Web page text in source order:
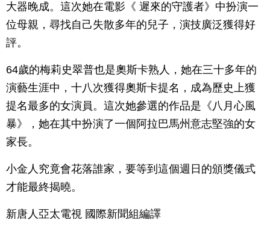
大器晚成。這次她在電影《 遲來的守護者》中扮演一
位母親，尋找自己失散多年的兒子，演技廣泛獲得好
評。
64歲的梅莉史翠普也是奧斯卡熟人，她在三十多年的
演藝生涯中，十八次獲得奧斯卡提名，成為歷史上獲
提名最多的女演員。這次她參選的作品是《八月心風
暴》，她在其中扮演了一個阿拉巴馬州意志堅強的女
家長。
小金人究竟會花落誰家，要等到這個週日的頒獎儀式
才能最終揭曉。
新唐人亞太電視 國際新聞組編譯